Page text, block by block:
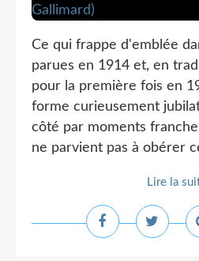
Ce qui frappe d'emblée
parues en 1914 et, en
pour la première fois en
forme curieusement
côté par moments
ne parvient pas à obérer
Lire la